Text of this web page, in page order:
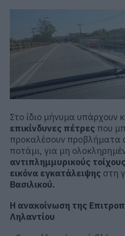
Στο ίδιο μήνυμα υπάρχουν
επικίνδυνες πέτρες που
προκαλέσουν προβλήματα
ποτάμι, για μη
αντιπλημμυρικούς τοίχους
εικόνα εγκατάλειψης στη
Βασιλικού.
Η ανακοίνωση της
Ληλαντίου